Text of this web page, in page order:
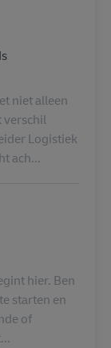
niet alleen
verschil
Logistiek
ach...
hier. Ben
starten en
of